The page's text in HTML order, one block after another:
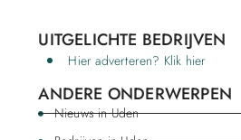
UITGELICHTE BEDRIJVEN
Hier adverteren? Klik hier
ANDERE ONDERWERPEN
Nieuws in Uden